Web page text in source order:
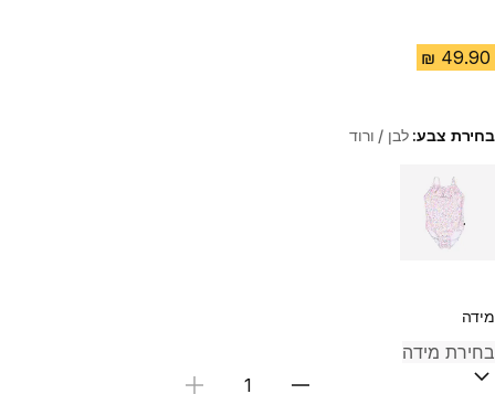
בחירת צבע:לבן / ורוד
Choose a variant
מידה